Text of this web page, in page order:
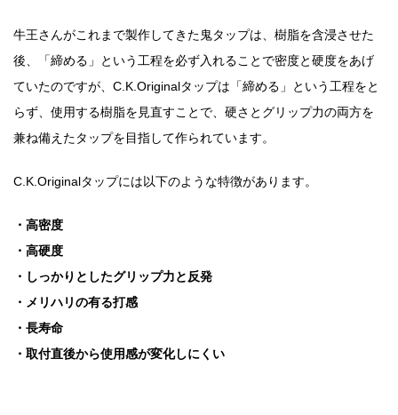
牛王さんがこれまで製作してきた鬼タップは、樹脂を含浸させた
後、「締める」という工程を必ず入れることで密度と硬度をあげ
ていたのですが、C.K.Originalタップは「締める」という工程をと
らず、使用する樹脂を見直すことで、硬さとグリップ力の両方を
兼ね備えたタップを目指して作られています。
C.K.Originalタップには以下のような特徴があります。
・高密度
・高硬度
・しっかりとしたグリップ力と反発
・メリハリの有る打感
・長寿命
・取付直後から使用感が変化しにくい